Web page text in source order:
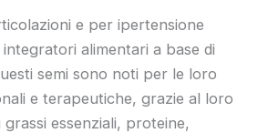
e per ipertensione
alimentari a base di
semi sono noti per le loro
e terapeutiche, grazie al loro
essenziali, proteine,